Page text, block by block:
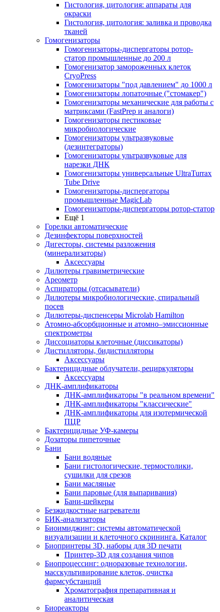
Гистология, цитология: аппараты для
окраски
Гистология, цитология: заливка и проводка
тканей
Гомогенизаторы
Гомогенизаторы-диспергаторы ротор-
статор промышленные до 200 л
Гомогенизатор замороженных клеток
CryoPress
Гомогенизаторы "под давлением" до 1000 л
Гомогенизаторы лопаточные ("стомакер")
Гомогенизаторы механические для работы с
матриксами (FastPrep и аналоги)
Гомогенизаторы пестиковые
микробиологические
Гомогенизаторы ультразвуковые
(дезинтеграторы)
Гомогенизаторы ультразвуковые для
нарезки ДНК
Гомогенизаторы универсальные UltraTurrax
Tube Drive
Гомогенизаторы-диспергаторы
промышленные MagicLab
Гомогенизаторы-диспергаторы ротор-статор
Ещё 1
Горелки автоматические
Дезинфекторы поверхностей
Дигесторы, системы разложения
(минерализаторы)
Аксессуары
Дилютеры гравиметрические
Ареометр
Аспираторы (отсасыватели)
Дилютеры микробиологические, спиральный
посев
Дилютеры-диспенсеры Microlab Hamilton
Атомно-абсорбционные и атомно–эмиссионные
спектрометры
Диссоциаторы клеточные (диссикаторы)
Дистилляторы, бидистилляторы
Аксессуары
Бактерицидные облучатели, рециркуляторы
Аксессуары
ДНК-амплификаторы
ДНК-амплификаторы "в реальном времени"
ДНК-амплификаторы "классические"
ДНК-амплификаторы для изотермической
ПЦР
Бактерицидные УФ-камеры
Дозаторы пипеточные
Бани
Бани водяные
Бани гистологические, термостолики,
сушилки для срезов
Бани масляные
Бани паровые (для выпаривания)
Бани-шейкеры
Безжидкостные нагреватели
БИК-анализаторы
Биоимиджинг: системы автоматической
визуализации и клеточного скрининга. Каталог
Биопринтеры 3D, наборы для 3D печати
Принтер-3D для создания чипов
Биопроцессинг: одноразовые технологии,
масскультивирование клеток, очистка
фармсубстанций
Хроматография препаративная и
аналитическая
Биореакторы